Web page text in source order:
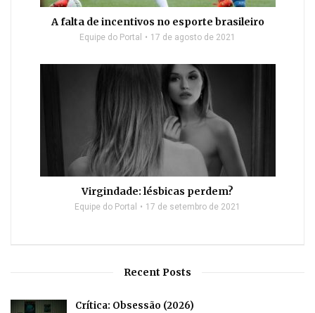
A falta de incentivos no esporte brasileiro
Equipe do Portal 17 de agosto de 2021
Virgindade: lésbicas perdem?
Equipe do Portal 17 de setembro de 2021
Recent Posts
Crítica: Obsessão (2026)